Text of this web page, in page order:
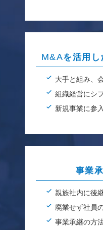
M&Aを活用
大手と組み、
組織経営にシ
新規事業に参
事業
親族社内に後
廃業せず社員
事業承継の方